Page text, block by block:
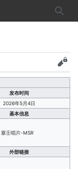
搜索
查看
发布时间
2026年5月4日
基本信息
塞壬唱片-MSR
外部链接